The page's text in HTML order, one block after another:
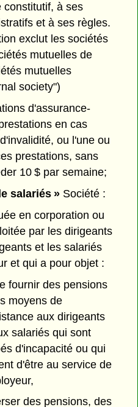
constitutif, à ses
et à ses règles.
exclut les sociétés
mutuelles de
mutuelles
society")
d'assurance-
en cas
ou l'une ou
prestations, sans
10 $ par semaine;
salariés »Société :
en corporation ou
par les dirigeants
et les salariés
et qui a pour objet :
fournir des pensions
moyens de
aux dirigeants
salariés qui sont
d'incapacité ou qui
d'être au service de
des pensions, des